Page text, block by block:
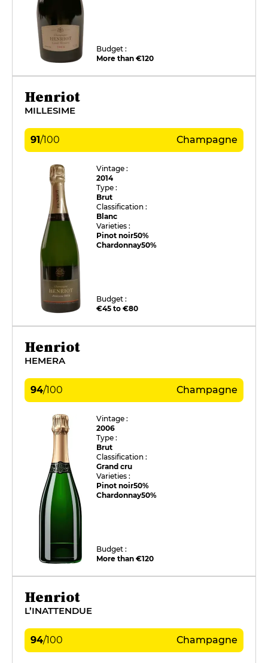
Budget :
More than €120
Henriot
MILLESIME
91/100 Champagne
Vintage :
2014
Type :
Brut
Classification :
Blanc
Varieties :
Pinot noir50%
Chardonnay50%
Budget :
€45 to €80
Henriot
HEMERA
94/100 Champagne
Vintage :
2006
Type :
Brut
Classification :
Grand cru
Varieties :
Pinot noir50%
Chardonnay50%
Budget :
More than €120
Henriot
L’INATTENDUE
94/100 Champagne